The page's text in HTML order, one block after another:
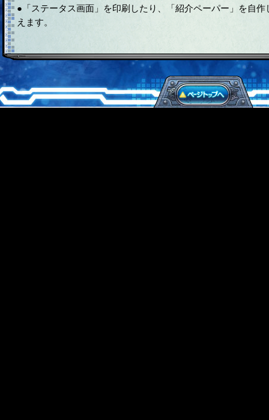
●「ステータス画面」を印刷したり、「紹介ペーパー」を自
えます。